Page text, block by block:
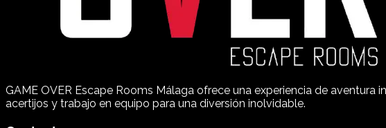
GAME OVER Escape Rooms Málaga ofrece una experiencia de
acertijos y trabajo en equipo para una diversión inolvidable.